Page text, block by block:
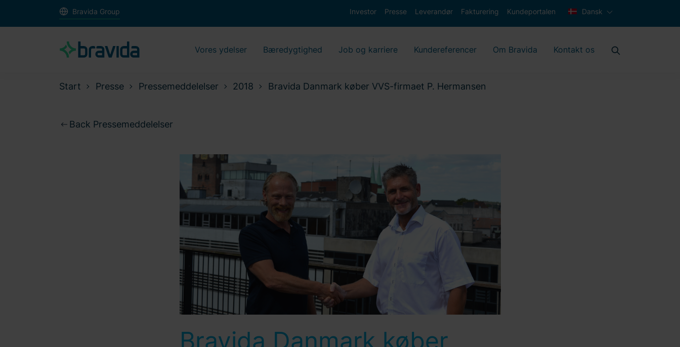
Bravida Group Investor Presse Leverandør Fakturering Kundeportalen Dansk
Vores ydelser Bæredygtighed Job og karriere Kundereferencer Om Bravida Kontakt os
Start Presse Pressemeddelelser 2018 Bravida Danmark køber VVS-firmaet P. Hermansen
Back Pressemeddelelser
Bravida Danmark køber